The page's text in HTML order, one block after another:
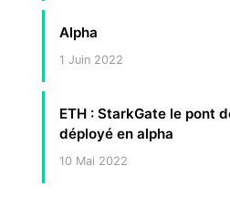
Alpha
1 Juin 2022
ETH : StarkGate le pont
déployé en alpha
10 Mai 2022